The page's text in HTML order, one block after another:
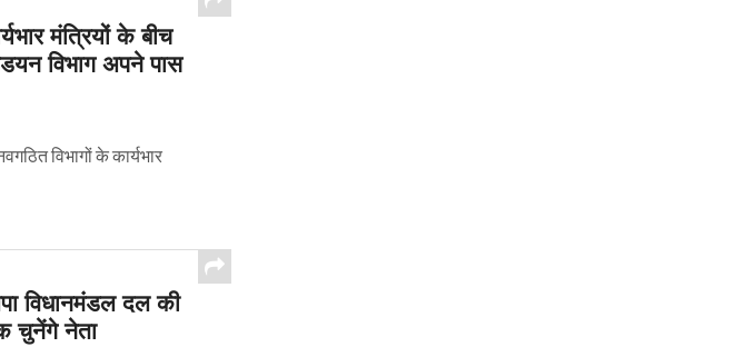
मंत्रियों के बीच
विभाग अपने पास
विभागों के कार्यभार
विधानमंडल दल की
चुनेंगे नेता